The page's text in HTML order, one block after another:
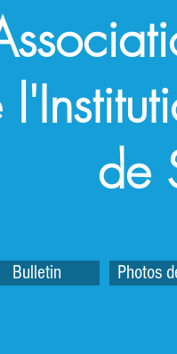
de
Bulletin Photos